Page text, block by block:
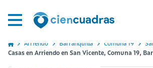
Arriendo Barranquilla Comuna 19
Casas en Arriendo en San Vicente, Comuna 19,